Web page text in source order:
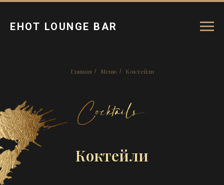
ЕНОТ LOUNGE BAR
Главная / Меню / Коктейли
Коктейли